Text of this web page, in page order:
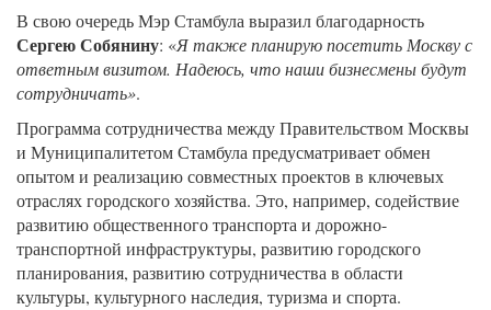
В свою очередь Мэр Стамбула выразил благодарность
Сергею Собянину: «Я также планирую посетить Москву с
ответным визитом. Надеюсь, что наши бизнесмены будут
сотрудничать».
Программа сотрудничества между Правительством Москвы
и Муниципалитетом Стамбула предусматривает обмен
опытом и реализацию совместных проектов в ключевых
отраслях городского хозяйства. Это, например, содействие
развитию общественного транспорта и дорожно-
транспортной инфраструктуры, развитию городского
планирования, развитию сотрудничества в области
культуры, культурного наследия, туризма и спорта.